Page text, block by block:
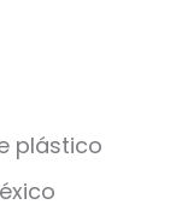
plástico